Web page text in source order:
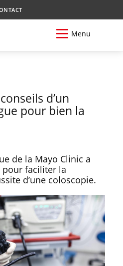
Menu
d’un
pour bien la
de la Mayo Clinic a
pour faciliter la
d’une coloscopie.